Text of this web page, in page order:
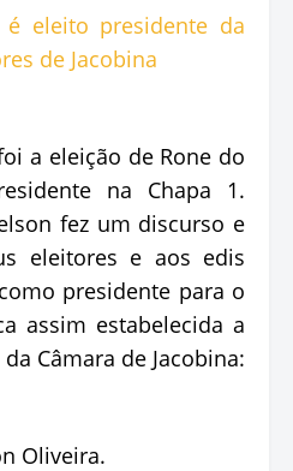
a eleição de Rone do
na Chapa 1.
fez um discurso e
eleitores e aos edis
presidente para o
assim estabelecida a
Câmara de Jacobina:
Oliveira.